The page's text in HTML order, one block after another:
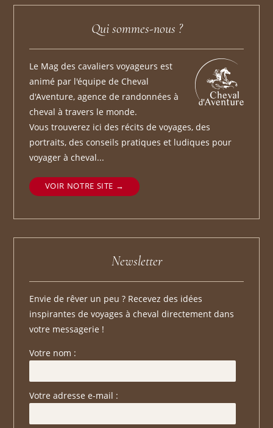
Qui sommes-nous ?
Le Mag des cavaliers voyageurs est
animé par l'équipe de Cheval
d'Aventure, agence de randonnées à
cheval à travers le monde.
Vous trouverez ici des récits de voyages, des
portraits, des conseils pratiques et ludiques pour
voyager à cheval...
VOIR NOTRE SITE
Newsletter
Envie de rêver un peu ? Recevez des idées
inspirantes de voyages à cheval directement dans
votre messagerie !
Votre nom :
Votre adresse e-mail :